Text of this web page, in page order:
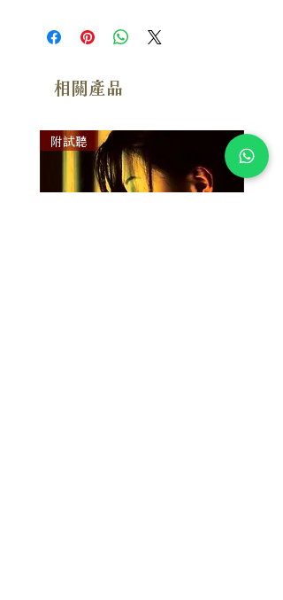
相關產品
附試聽 附試聽